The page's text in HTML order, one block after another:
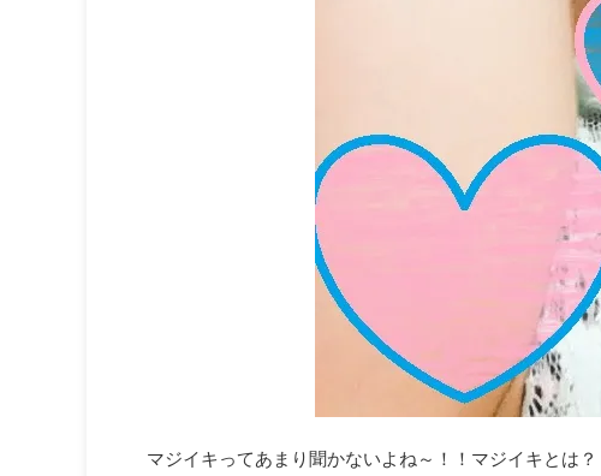
マジイキってあまり聞かないよね～！！マジイキとは